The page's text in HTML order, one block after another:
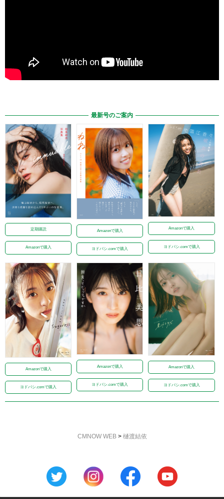
最新号のご案内
定期購読
Amazonで購入
Amazonで購入
ヨドバシ.comで購入
Amazonで購入
ヨドバシ.comで購入
Amazonで購入
ヨドバシ.comで購入
Amazonで購入
ヨドバシ.comで購入
Amazonで購入
ヨドバシ.comで購入
CMNOW WEB> 樋渡結依